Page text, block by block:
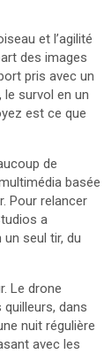
et l’agilité
des images
pris avec un
survol en un
est ce que
de
basée
Pour relancer
a
seul tir, du
Le drone
dans
nuit régulière
avec les